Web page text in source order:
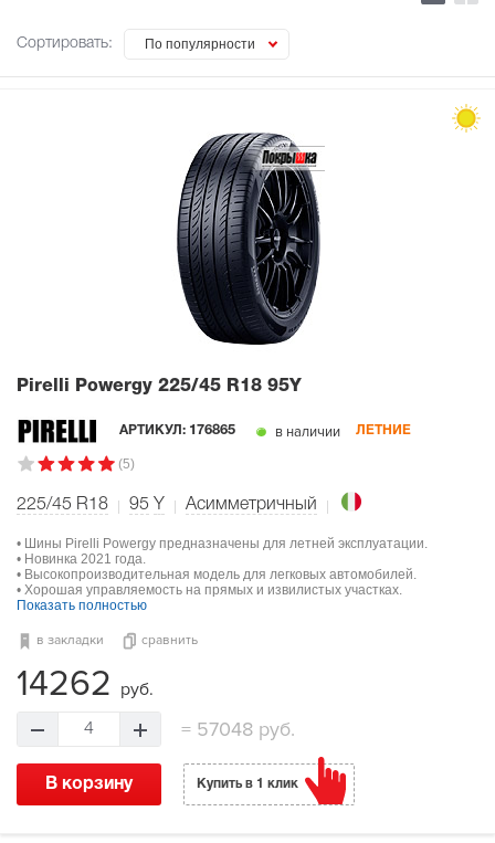
Сортировать: По популярности
Pirelli Powergy 225/45 R18 95Y
АРТИКУЛ: 176865 в наличии ЛЕТНИЕ
(5)
225/45 R18 95 Y Асимметричный
• Шины Pirelli Powergy предназначены для летней эксплуатации.
• Новинка 2021 года.
• Высокопроизводительная модель для легковых автомобилей.
• Хорошая управляемость на прямых и извилистых участках.
Показать полностью
в закладки сравнить
14262 руб.
4 = 57048 руб.
В корзину Купить в 1 клик